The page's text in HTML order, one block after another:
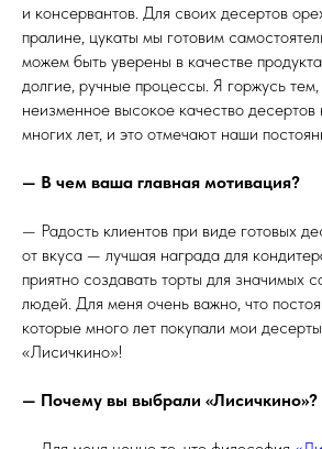
и консервантов. Для своих десертов
пралине, цукаты мы готовим
можем быть уверены в качестве
долгие, ручные процессы. Я горжусь
неизменное высокое качество десертов
многих лет, и это отмечают наши
— В чем ваша главная мотивация?
— Радость клиентов при виде готовых
от вкуса — лучшая награда для
приятно создавать торты для значимых
людей. Для меня очень важно, что
которые много лет покупали мои
«Лисичкино»!
— Почему вы выбрали «Лисичкино»?